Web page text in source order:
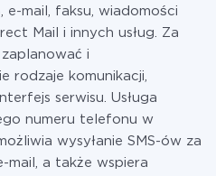
e-mail, faksu, wiadomości
Mail i innych usług. Za
i
rodzaje komunikacji,
serwisu. Usługa
numeru telefonu w
wysyłanie SMS-ów za
a także wspiera